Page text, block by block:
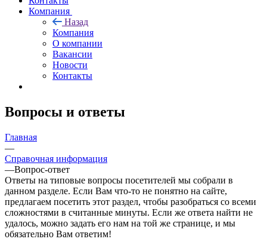
Компания
Назад
Компания
О компании
Вакансии
Новости
Контакты
Вопросы и ответы
Главная
—
Справочная информация
—Вопрос-ответ
Ответы на типовые вопросы посетителей мы собрали в
данном разделе. Если Вам что-то не понятно на сайте,
предлагаем посетить этот раздел, чтобы разобраться со всеми
сложностями в считанные минуты. Если же ответа найти не
удалось, можно задать его нам на той же странице, и мы
обязательно Вам ответим!